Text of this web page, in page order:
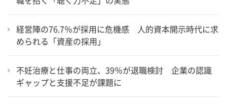
経営陣の76.7％が採用に危機感 人的資本開示時代に求
められる「資産の採用」
不妊治療と仕事の両立、39％が退職検討 企業の認識
ギャップと支援不足が課題に